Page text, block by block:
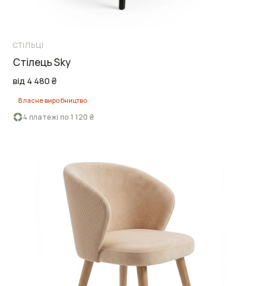
СТІЛЬЦІ
Стілець Sky
від 4 480 ₴
Власне виробництво
4 платежі по 1 120 ₴